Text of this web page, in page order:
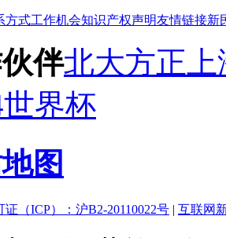
方式工作机会知识产权声明友情链接新
伴北大方正
界杯
图
（ICP）：沪B2-20110022号 | 互联网